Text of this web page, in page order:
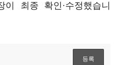
이 최종 확인·수정했습니